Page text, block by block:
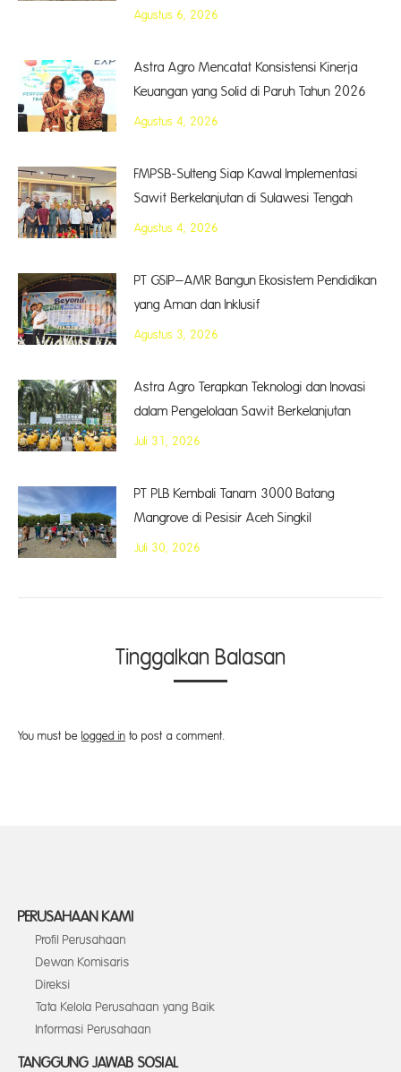
Agustus 6, 2026
Astra Agro Mencatat Konsistensi Kinerja
Keuangan yang Solid di Paruh Tahun 2026
Agustus 4, 2026
FMPSB-Sulteng Siap Kawal Implementasi
Sawit Berkelanjutan di Sulawesi Tengah
Agustus 4, 2026
PT GSIP–AMR Bangun Ekosistem Pendidikan
yang Aman dan Inklusif
Agustus 3, 2026
Astra Agro Terapkan Teknologi dan Inovasi
dalam Pengelolaan Sawit Berkelanjutan
Juli 31, 2026
PT PLB Kembali Tanam 3000 Batang
Mangrove di Pesisir Aceh Singkil
Juli 30, 2026
Tinggalkan Balasan
You must be logged in to post a comment.
PERUSAHAAN KAMI
Profil Perusahaan
Dewan Komisaris
Direksi
Tata Kelola Perusahaan yang Baik
Informasi Perusahaan
TANGGUNG JAWAB SOSIAL